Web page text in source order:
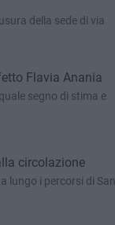
della sede di via
Flavia Anania
segno di stima e
circolazione
lungo i percorsi di San